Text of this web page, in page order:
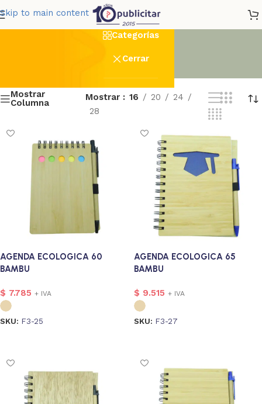
Skip to main contentcuadernos
Categorías
Cerrar
Mostrar
Columna
Mostrar 16 20
24
28
AGENDA ECOLOGICA 60
BAMBU
$ 7.785 + IVA
SKU: F3-25
AGENDA ECOLOGICA 65
BAMBU
$ 9.515 + IVA
SKU: F3-27